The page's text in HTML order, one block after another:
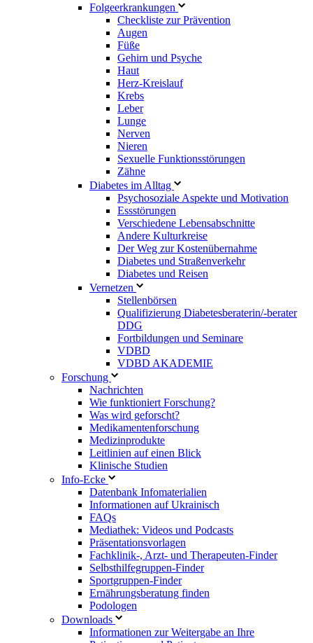
Folgeerkrankungen
Checkliste zur Prävention
Augen
Füße
Gehirn und Psyche
Haut
Herz-Kreislauf
Krebs
Leber
Lunge
Nerven
Nieren
Sexuelle Funktionsstörungen
Zähne
Diabetes im Alltag
Psychosoziale Aspekte und Motivation
Essstörungen
Verschiedene Lebensabschnitte
Andere Kulturkreise
Der Weg zur Kostenübernahme
Diabetes und Straßenverkehr
Diabetes und Reisen
Vernetzen
Stellenbörsen
Qualifizierung Diabetesberaterin/­-berater
DDG
Fortbildungen und Seminare
VDBD
VDBD AKADEMIE
Forschung
Nachrichten
Wie funktioniert Forschung?
Was wird geforscht?
Medikamentenforschung
Medizinprodukte
Leitlinien auf einen Blick
Klinische Studien
Info-Ecke
Datenbank Infomaterialien
Informationen auf Ukrainisch
FAQs
Mediathek: Videos und Podcasts
Präsentationsvorlagen
Fachklinik-, Arzt- und Therapeuten-Finder
Selbsthilfegruppen-Finder
Sportgruppen-Finder
Ernährungsberatung finden
Podologen
Downloads
Informationen zur Weitergabe an Ihre